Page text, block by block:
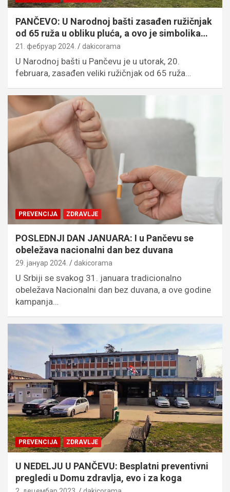
PANČEVO: U Narodnoj bašti zasađen ružičnjak
od 65 ruža u obliku pluća, a ovo je simbolika…
21. фебруар 2024. dakicorama
U Narodnoj bašti u Pančevu je u utorak, 20.
februara, zasađen veliki ružičnjak od 65 ruža…
PREVENCIJA ZDRAVLJE
POSLEDNJI DAN JANUARA: I u Pančevu se
obeležava nacionalni dan bez duvana
29. јануар 2024. dakicorama
U Srbiji se svakog 31. januara tradicionalno
obeležava Nacionalni dan bez duvana, a ove godine
kampanja…
PREVENCIJA ZDRAVLJE
U NEDELJU U PANČEVU: Besplatni preventivni
pregledi u Domu zdravlja, evo i za koga